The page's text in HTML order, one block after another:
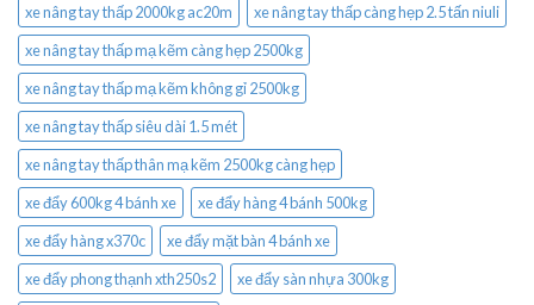
xe nâng tay thấp 2000kg ac20m
xe nâng tay thấp càng hẹp 2.5 tấn niuli
xe nâng tay thấp mạ kẽm càng hẹp 2500kg
xe nâng tay thấp mạ kẽm không gỉ 2500kg
xe nâng tay thấp siêu dài 1.5 mét
xe nâng tay thấp thân mạ kẽm 2500kg càng hẹp
xe đẩy 600kg 4 bánh xe
xe đẩy hàng 4 bánh 500kg
xe đẩy hàng x370c
xe đẩy mặt bàn 4 bánh xe
xe đẩy phong thạnh xth250s2
xe đẩy sàn nhựa 300kg